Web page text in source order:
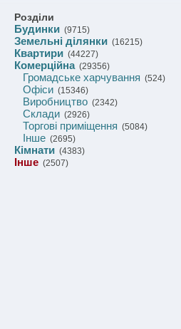
Розділи
Будинки (9715)
Земельні ділянки (16215)
Квартири (44227)
Комерційна(29356)
Громадське харчування (524)
Офіси (15346)
Виробництво (2342)
Склади (2926)
Торгові приміщення (5084)
Інше (2695)
Кімнати (4383)
Інше (2507)